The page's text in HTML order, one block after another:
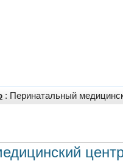
: Перинатальный